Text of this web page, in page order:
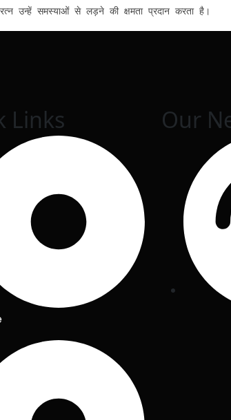
उन्हें समस्याओं से लड़ने की क्षमता प्रदान करता है।
Links Our